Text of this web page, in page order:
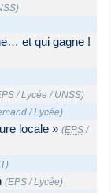
)
et qui gagne !
/Lycée / UNSS)
/Lycée)
locale » (EPS /
)
(EPS /Lycée)